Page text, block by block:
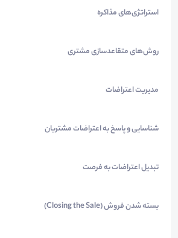
استراتژی‌های مذاکره
روش‌های متقاعدسازی مشتری
مدیریت اعتراضات
شناسایی و پاسخ به اعتراضات مشتریان
تبدیل اعتراضات به فرصت
بسته شدن فروش (Closing the Sale)